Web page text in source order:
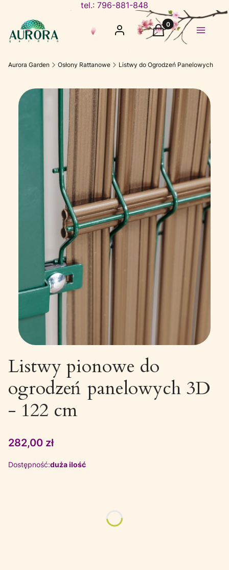
tel.: 796-881-848
Zaloguj się Produkty w
Koszyk Menu
Aurora Garden Osłony Rattanowe Listwy do Ogrodzeń Panelowych
Listwy pionowe do
ogrodzeń panelowych 3D
- 122 cm
Cena
282,00 zł
Dostępność:duża ilość